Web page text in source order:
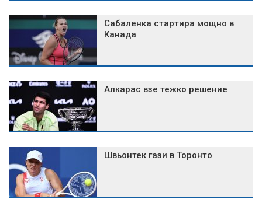
Сабаленка стартира мощно в
Канада
Алкарас взе тежко решение
Швьонтек гази в Торонто